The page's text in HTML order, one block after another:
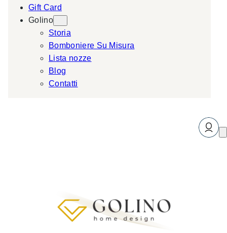
Gift Card
Golino
Storia
Bomboniere Su Misura
Lista nozze
Blog
Contatti